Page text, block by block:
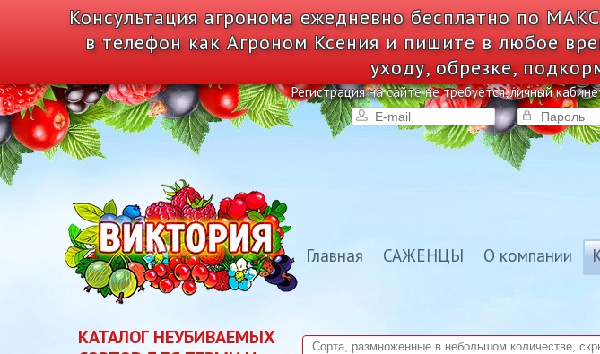
Консультация агронома ежедневно бесплатно по
в телефон как Агроном Ксения и пишите в любое
уходу, обрезке,
Регистрация на сайте не требуется, личный
Главная САЖЕНЦЫ О компании
КАТАЛОГ НЕУБИВАЕМЫХ